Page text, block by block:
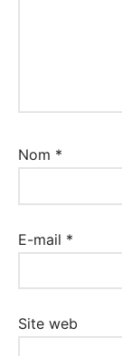
Nom *
E-mail *
Site web